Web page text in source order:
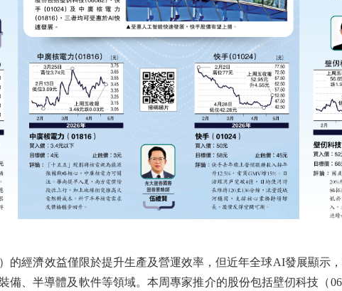
經濟效益僅限於提升生產及營運效率，但近年全球AI發展顯示，
備、半導體及軟件等領域。本周專家推介的股份包括壁仞科技（